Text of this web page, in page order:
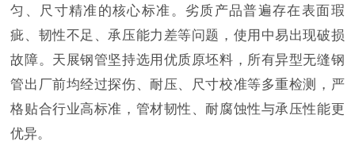
匀、尺寸精准的核心标准。劣质产品普遍存在表面瑕
疵、韧性不足、承压能力差等问题，使用中易出现破损
故障。天展钢管坚持选用优质原坯料，所有异型无缝钢
管出厂前均经过探伤、耐压、尺寸校准等多重检测，严
格贴合行业高标准，管材韧性、耐腐蚀性与承压性能更
优异。